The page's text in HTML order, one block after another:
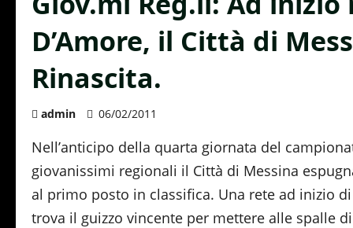
D’Amore, il Città di
Rinascita.
admin 06/02/2011
Nell’anticipo della quarta giornata del
giovanissimi regionali il Città di Messina
al primo posto in classifica. Una rete ad inizio
trova il guizzo vincente per mettere alle spalle